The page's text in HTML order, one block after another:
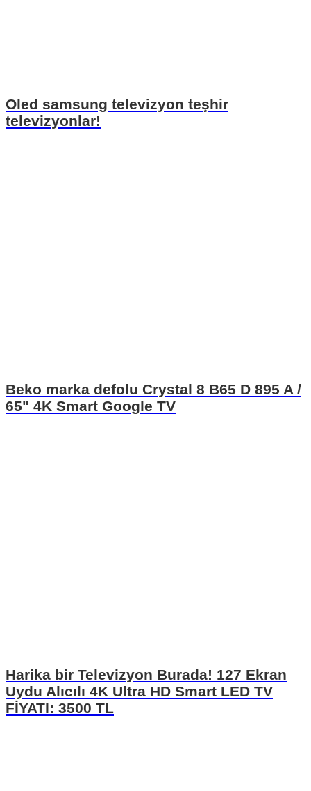
Oled samsung televizyon teşhir
televizyonlar!
Beko marka defolu Crystal 8 B65 D 895 A /
65" 4K Smart Google TV
Harika bir Televizyon Burada! 127 Ekran
Uydu Alıcılı 4K Ultra HD Smart LED TV
FİYATI: 3500 TL